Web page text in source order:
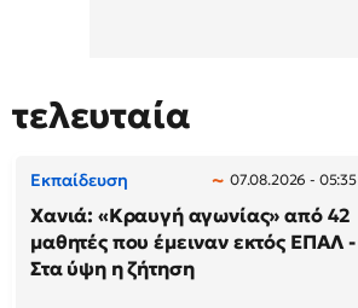
τελευταία
Εκπαίδευση 07.08.2026 - 05:35
Χανιά: «Κραυγή αγωνίας» από 42
μαθητές που έμειναν εκτός ΕΠΑΛ -
Στα ύψη η ζήτηση